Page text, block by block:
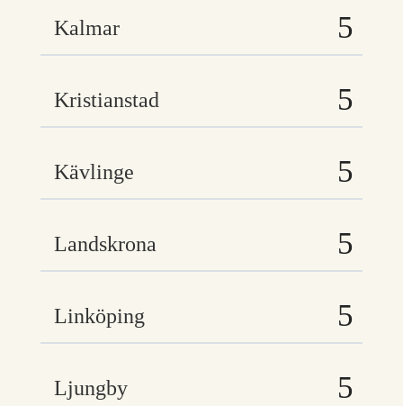
Kalmar
Kristianstad
Kävlinge
Landskrona
Linköping
Ljungby